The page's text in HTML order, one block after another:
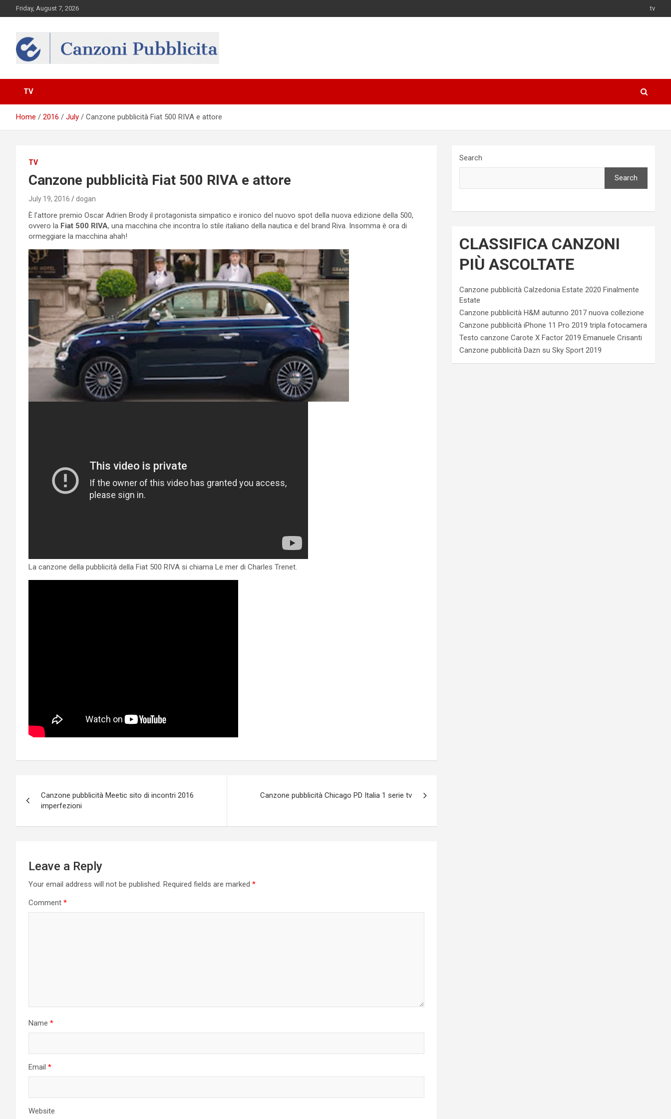
to
Friday, August 7, 2026 tv
Canzona
TV
Home 2016 July Canzone pubblicità Fiat 500 RIVA e attore
TV
Canzone pubblicità Fiat 500 RIVA e attore
July 19, 2016 dogan
È l’attore premio Oscar Adrien Brody il protagonista simpatico e ironico del nuovo spot della nuova edizione della 500,
ovvero la Fiat 500 RIVA, una macchina che incontra lo stile italiano della nautica e del brand Riva. Insomma è ora di
ormeggiare la macchina ahah!
La canzone della pubblicità della Fiat 500 RIVA si chiama Le mer di Charles Trenet.
navigation
Canzone pubblicità Meetic sito di incontri 2016
imperfezioni
Canzone pubblicità Chicago PD Italia 1 serie tv
Leave a Reply
Your email address will not be published. Required fields are marked *
Comment *
Name *
Email *
Website
Search
Search
CLASSIFICA CANZONI
PIÙ ASCOLTATE
Canzone pubblicità Calzedonia Estate 2020 Finalmente
Estate
Canzone pubblicità H&M autunno 2017 nuova collezione
Canzone pubblicità iPhone 11 Pro 2019 tripla fotocamera
Testo canzone Carote X Factor 2019 Emanuele Crisanti
Canzone pubblicità Dazn su Sky Sport 2019